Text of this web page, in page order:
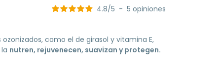
4.8/5 - 5 opiniones
como el de girasol y vitamina E,
nutren, rejuvenecen, suavizan y protegen.